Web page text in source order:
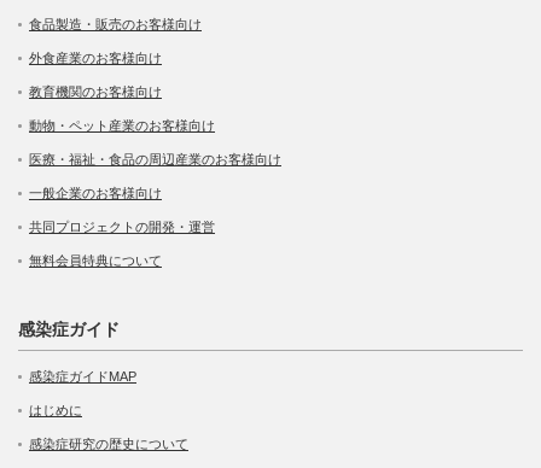
食品製造・販売のお客様向け
外食産業のお客様向け
教育機関のお客様向け
動物・ペット産業のお客様向け
医療・福祉・食品の周辺産業のお客様向け
一般企業のお客様向け
共同プロジェクトの開発・運営
無料会員特典について
感染症ガイド
感染症ガイドMAP
はじめに
感染症研究の歴史について